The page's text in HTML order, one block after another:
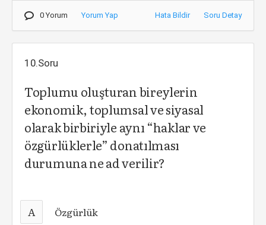
0 Yorum Yorum Yap Hata Bildir Soru Detay
10.Soru
Toplumu oluşturan bireylerin
ekonomik, toplumsal ve siyasal
olarak birbiriyle aynı “haklar ve
özgürlüklerle” donatılması
durumuna ne ad verilir?
A Özgürlük